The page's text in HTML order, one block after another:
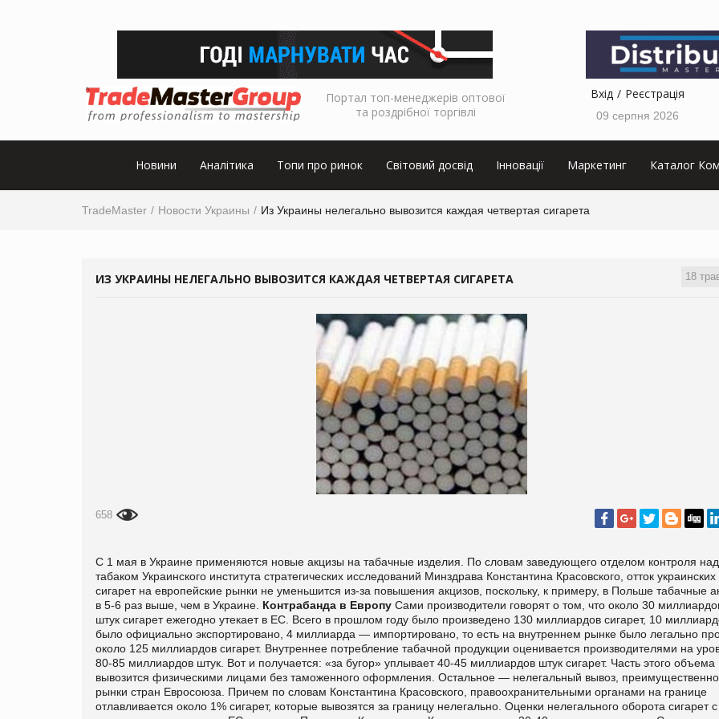
Портал топ-менеджерів оптової
та роздрібної торгівлі
Вхід Реєстрація
09 серпня 2026
Новини Аналітика Топи про ринок Світовий досвід Інновації Маркетинг Каталог
TradeMaster Новости Украины Из Украины нелегально вывозится каждая четвертая сигарета
18
ИЗ УКРАИНЫ НЕЛЕГАЛЬНО ВЫВОЗИТСЯ КАЖДАЯ ЧЕТВЕРТАЯ СИГАРЕТА
658
С 1 мая в Украине применяются новые акцизы на табачные изделия. По словам заведующего отделом контроля над
табаком Украинского института стратегических исследований Минздрава Константина Красовского, отток украинских
сигарет на европейские рынки не уменьшится из-за повышения акцизов, поскольку, к примеру, в Польше табачные
в 5-6 раз выше, чем в Украине. Контрабанда в Европу Сами производители говорят о том, что около 30
штук сигарет ежегодно утекает в ЕС. Всего в прошлом году было произведено 130 миллиардов сигарет, 10
было официально экспортировано, 4 миллиарда — импортировано, то есть на внутреннем рынке было легально
около 125 миллиардов сигарет. Внутреннее потребление табачной продукции оценивается производителями на
80-85 миллиардов штук. Вот и получается: «за бугор» уплывает 40-45 миллиардов штук сигарет. Часть этого объема
вывозится физическими лицами без таможенного оформления. Остальное — нелегальный вывоз,
рынки стран Евросоюза. Причем по словам Константина Красовского, правоохранительными органами на границе
отлавливается около 1% сигарет, которые вывозятся за границу нелегально. Оценки нелегального оборота сигарет с